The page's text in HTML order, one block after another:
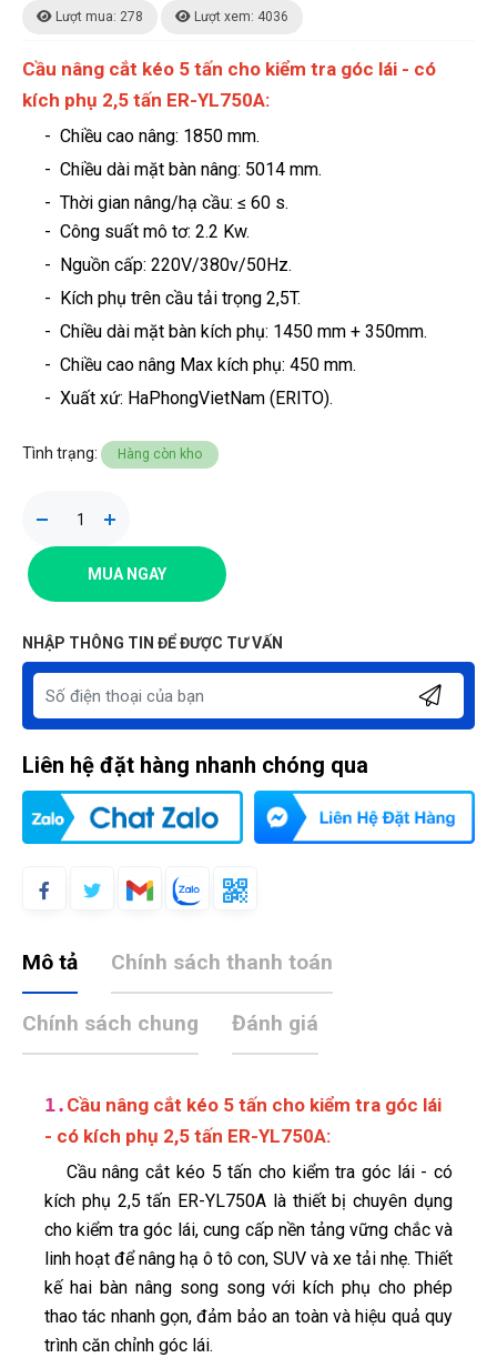
Lượt mua: 278 Lượt xem: 4036
Cầu nâng cắt kéo 5 tấn cho kiểm tra góc lái - có
kích phụ 2,5 tấn ER-YL750A:
- Chiều cao nâng: 1850 mm.
- Chiều dài mặt bàn nâng: 5014 mm.
- Thời gian nâng/hạ cầu: ≤ 60 s.
- Công suất mô tơ: 2.2 Kw.
- Nguồn cấp: 220V/380v/50Hz.
- Kích phụ trên cầu tải trọng 2,5T.
- Chiều dài mặt bàn kích phụ: 1450 mm + 350mm.
- Chiều cao nâng Max kích phụ: 450 mm.
- Xuất xứ: HaPhongVietNam (ERITO).
Tình trạng: Hàng còn kho
MUA NGAY
NHẬP THÔNG TIN ĐỂ ĐƯỢC TƯ VẤN
Liên hệ đặt hàng nhanh chóng qua
Mô tả Chính sách thanh toán
Chính sách chung Đánh giá
1. Cầu nâng cắt kéo 5 tấn cho kiểm tra góc lái
- có kích phụ 2,5 tấn ER-YL750A:
Cầu nâng cắt kéo 5 tấn cho kiểm tra góc lái - có
kích phụ 2,5 tấn ER-YL750A là thiết bị chuyên dụng
cho kiểm tra góc lái, cung cấp nền tảng vững chắc và
linh hoạt để nâng hạ ô tô con, SUV và xe tải nhẹ. Thiết
kế hai bàn nâng song song với kích phụ cho phép
thao tác nhanh gọn, đảm bảo an toàn và hiệu quả quy
trình căn chỉnh góc lái.